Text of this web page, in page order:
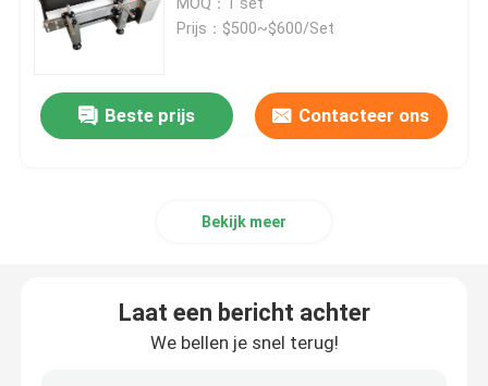
Kartonvoedermachine
Trace and Track-systeem
Prijs：$500~$600/Set
Beste prijs Contacteer ons
Bekijk meer
Laat een bericht achter
We bellen je snel terug!